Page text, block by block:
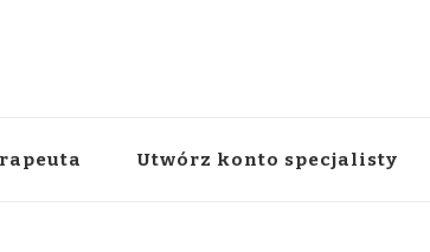
Utwórz konto specjalisty